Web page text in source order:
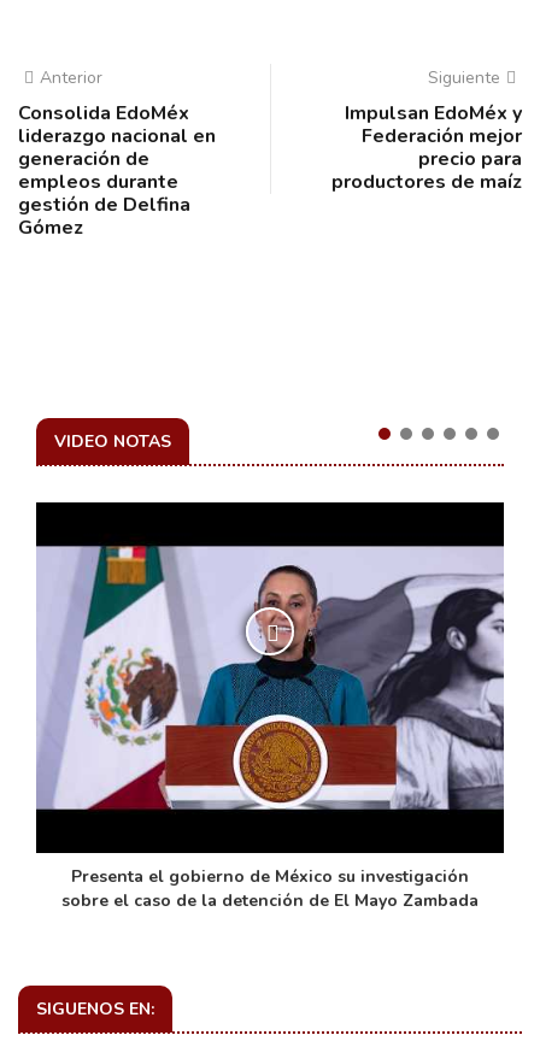
Anterior
Consolida EdoMéx
liderazgo nacional en
generación de
empleos durante
gestión de Delfina
Gómez
Siguiente
Impulsan EdoMéx y
Federación mejor
precio para
productores de maíz
VIDEO NOTAS
Presenta el gobierno de México su investigación
sobre el caso de la detención de El Mayo Zambada
SIGUENOS EN: